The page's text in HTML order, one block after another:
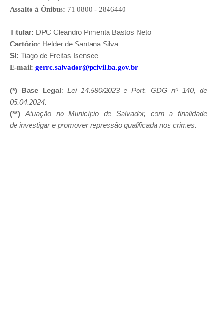
Assalto à Ônibus: 71 0800 - 2846440
Titular: DPC Cleandro Pimenta Bastos Neto
Cartório: Helder de Santana Silva
SI: Tiago de Freitas Isensee
E-mail: gerrc.salvador@pcivil.ba.gov.br
(*) Base Legal: Lei 14.580/2023 e Port. GDG nº 140, de
05.04.2024.
(**) Atuação no Município de Salvador, com a finalidade
de investigar e promover repressão qualificada nos crimes.